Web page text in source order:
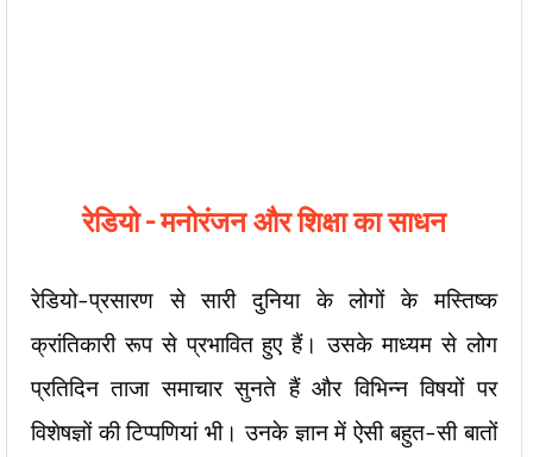
रेडियो – मनोरंजन और शिक्षा का साधन
रेडियो-प्रसारण से सारी दुनिया के लोगों के मस्तिष्क
क्रांतिकारी रूप से प्रभावित हुए हैं। उसके माध्यम से लोग
प्रतिदिन ताजा समाचार सुनते हैं और विभिन्न विषयों पर
विशेषज्ञों की टिप्पणियां भी। उनके ज्ञान में ऐसी बहुत-सी बातों